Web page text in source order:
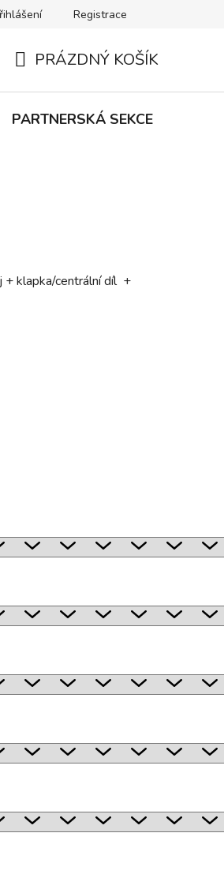
ZBOŽÍ B2C VŠEOBECNÉ
Registrace
KOŠÍK
PRÁZDNÝ KOŠÍK
PARTNERSKÁ SEKCE
+ klapka/centrální díl +